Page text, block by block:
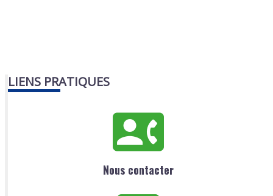
LIENS PRATIQUES
Nous contacter